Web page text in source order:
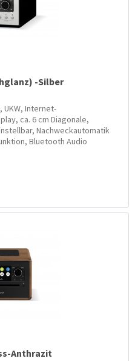
-Silber
UKW, Internet-
ca. 6 cm Diagonale,
Nachweckautomatik
Bluetooth Audio
Anthrazit